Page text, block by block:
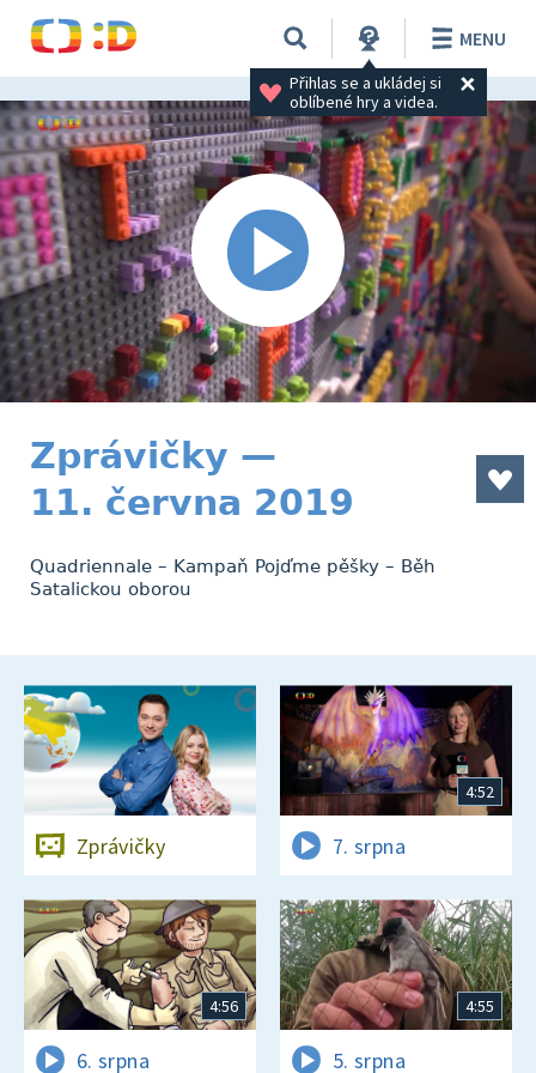
Přihlas se a ukládej si
oblíbené hry a videa.
MENU
Zprávičky —
11. června 2019
Quadriennale – Kampaň Pojďme pěšky – Běh
Satalickou oborou
Zprávičky
4:52
7. srpna
4:56
6. srpna
4:55
5. srpna